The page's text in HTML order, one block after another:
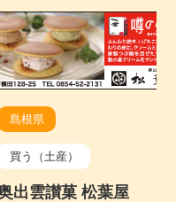
島根県
買う（土産）
出雲讃菓 松葉屋